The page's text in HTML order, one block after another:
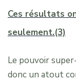
Ces résultats
seulement.(3)
Le pouvoir
donc un atout